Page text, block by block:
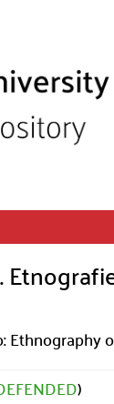
Ethnography
)